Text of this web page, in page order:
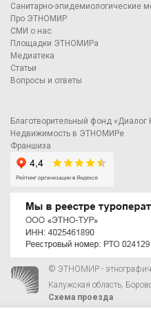
Санитарно-эпидемиологические
Про ЭТНОМИР
СМИ о нас
Площадки ЭТНОМИРа
Медиатека
Статьи
Вопросы и ответы
Благотворительный фонд «Диалог
Недвижимость в ЭТНОМИРе
Франшиза
© ЭТНОМИР -
Калужская область,
Схема проезда